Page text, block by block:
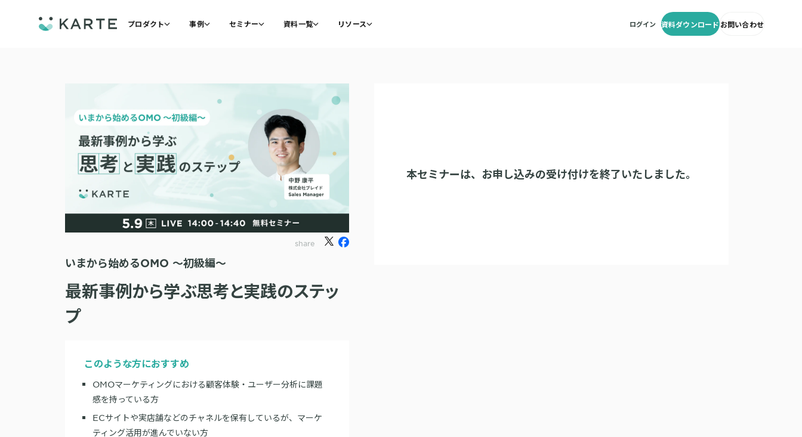
プロダクト 事例 セミナー 資料一覧 リソース ログイン 資料ダウンロードお問い合わせ
share
いまから始めるOMO 〜初級編〜
最新事例から学ぶ思考と実践のステッ
プ
このような方におすすめ
OMOマーケティングにおける顧客体験・ユーザー分析に課題
感を持っている方
ECサイトや実店舗などのチャネルを保有しているが、マーケ
ティング活用が進んでいない方
本セミナーは、 お申し込みの受け付けを終了いたしました。